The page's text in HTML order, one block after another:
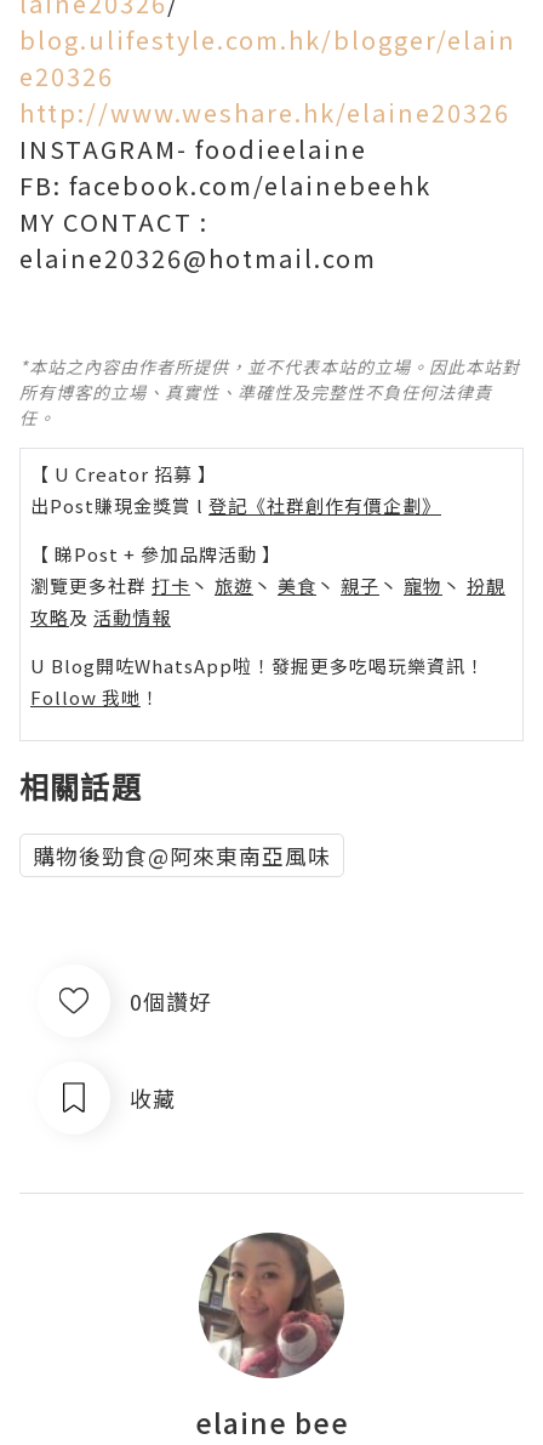
blog.ulifestyle.com.hk/blogger/elain
e20326
http://www.weshare.hk/elaine20326
INSTAGRAM- foodieelaine
FB: facebook.com/elainebeehk
MY CONTACT :
elaine20326@hotmail.com
*本站之內容由作者所提供，並不代表本站的立場。因此本站對
所有博客的立場、真實性、準確性及完整性不負任何法律責
任。
【 U Creator 招募 】
出Post賺現金獎賞 l 登記《社群創作有價企劃》
【 睇Post + 參加品牌活動 】
瀏覽更多社群 打卡 丶 旅遊 丶 美食 丶 親子 丶 寵物 丶 扮靚
攻略及 活動情報
U Blog開咗WhatsApp啦！發掘更多吃喝玩樂資訊！
Follow 我哋 ！
相關話題
購物後勁食@阿來東南亞風味
0個讚好
收藏
elaine bee